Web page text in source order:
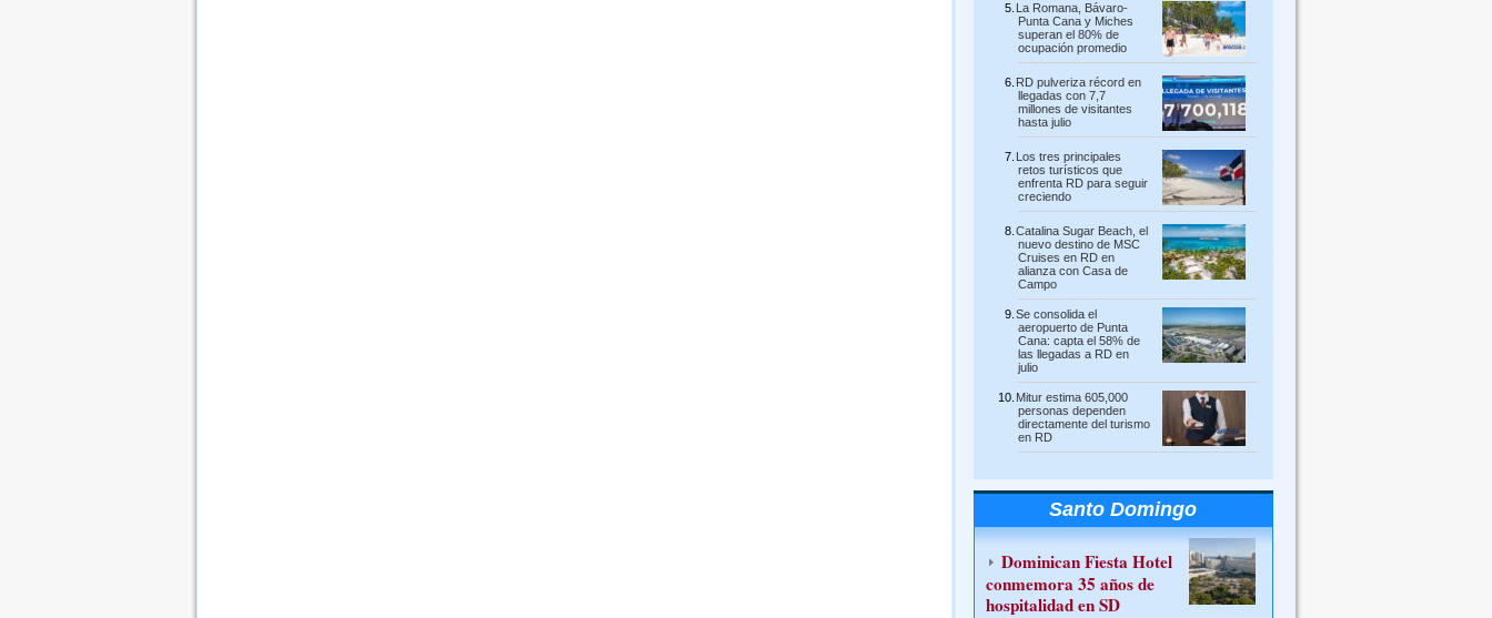
La Romana, Bávaro-
Punta Cana y Miches
superan el 80% de
ocupación promedio
RD pulveriza récord en
llegadas con 7,7
millones de visitantes
hasta julio
Los tres principales
retos turísticos que
enfrenta RD para seguir
creciendo
Catalina Sugar Beach, el
nuevo destino de MSC
Cruises en RD en
alianza con Casa de
Campo
Se consolida el
aeropuerto de Punta
Cana: capta el 58% de
las llegadas a RD en
julio
Mitur estima 605,000
personas dependen
directamente del turismo
en RD
Santo Domingo
Dominican Fiesta Hotel
conmemora 35 años de
hospitalidad en SD